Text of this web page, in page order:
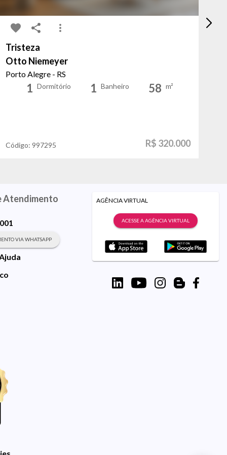
Tristeza
Otto Niemeyer
Porto Alegre - RS
1 Dormitório 1 Banheiro 58 m²
Código: 997295 R$ 320.000
Atendimento
VIA WHATSAPP
AGÊNCIA VIRTUAL
ACESSE A AGÊNCIA VIRTUAL